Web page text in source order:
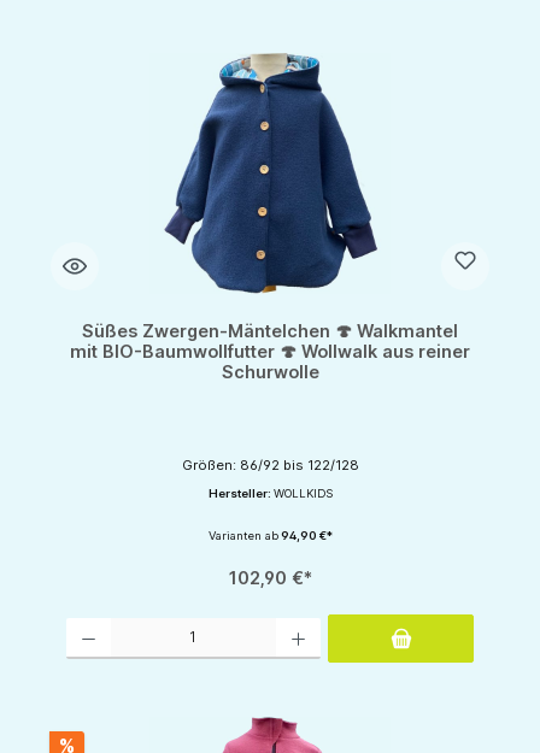
Süßes Zwergen-Mäntelchen 🍄 Walkmantel
mit BIO-Baumwollfutter 🍄 Wollwalk aus reiner
Schurwolle
Größen: 86/92 bis 122/128
Hersteller: WOLLKIDS
Varianten ab94,90 €*
102,90 €*
%